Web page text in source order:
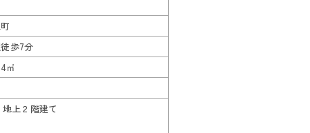
歩7分
㎡
上２階建て